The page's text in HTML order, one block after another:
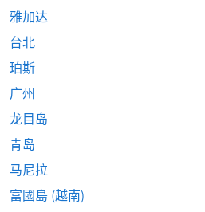
雅加达
台北
珀斯
广州
龙目岛
青岛
马尼拉
富國島 (越南)